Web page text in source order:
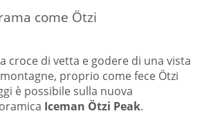
come Ötzi
croce di vetta e godere di una vista
proprio come fece Ötzi
è possibile sulla nuova
Iceman Ötzi Peak.